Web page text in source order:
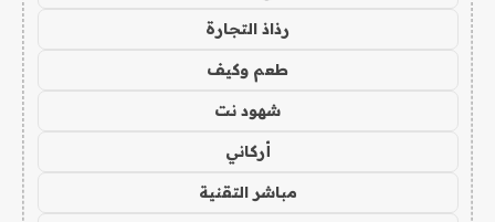
رذاذ التجارة
طعم وكيف
شهود نت
أركاني
مباشر التقنية